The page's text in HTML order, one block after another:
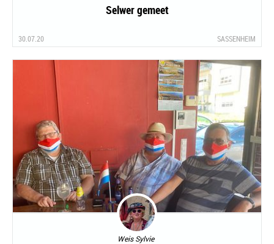
Selwer gemeet
30.07.20 SASSENHEIM
Weis Sylvie